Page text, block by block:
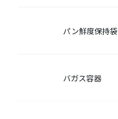
パン鮮度保持袋
バガス容器